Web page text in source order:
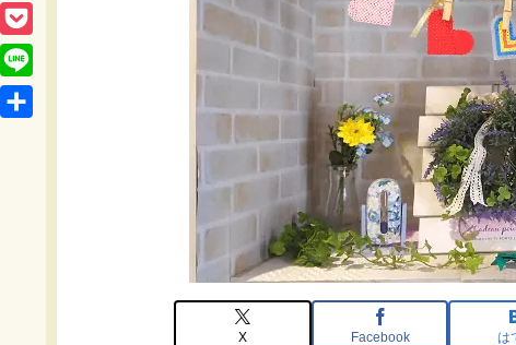
X Facebook は
c
e
b
H
a
t
e
P
o
c
L